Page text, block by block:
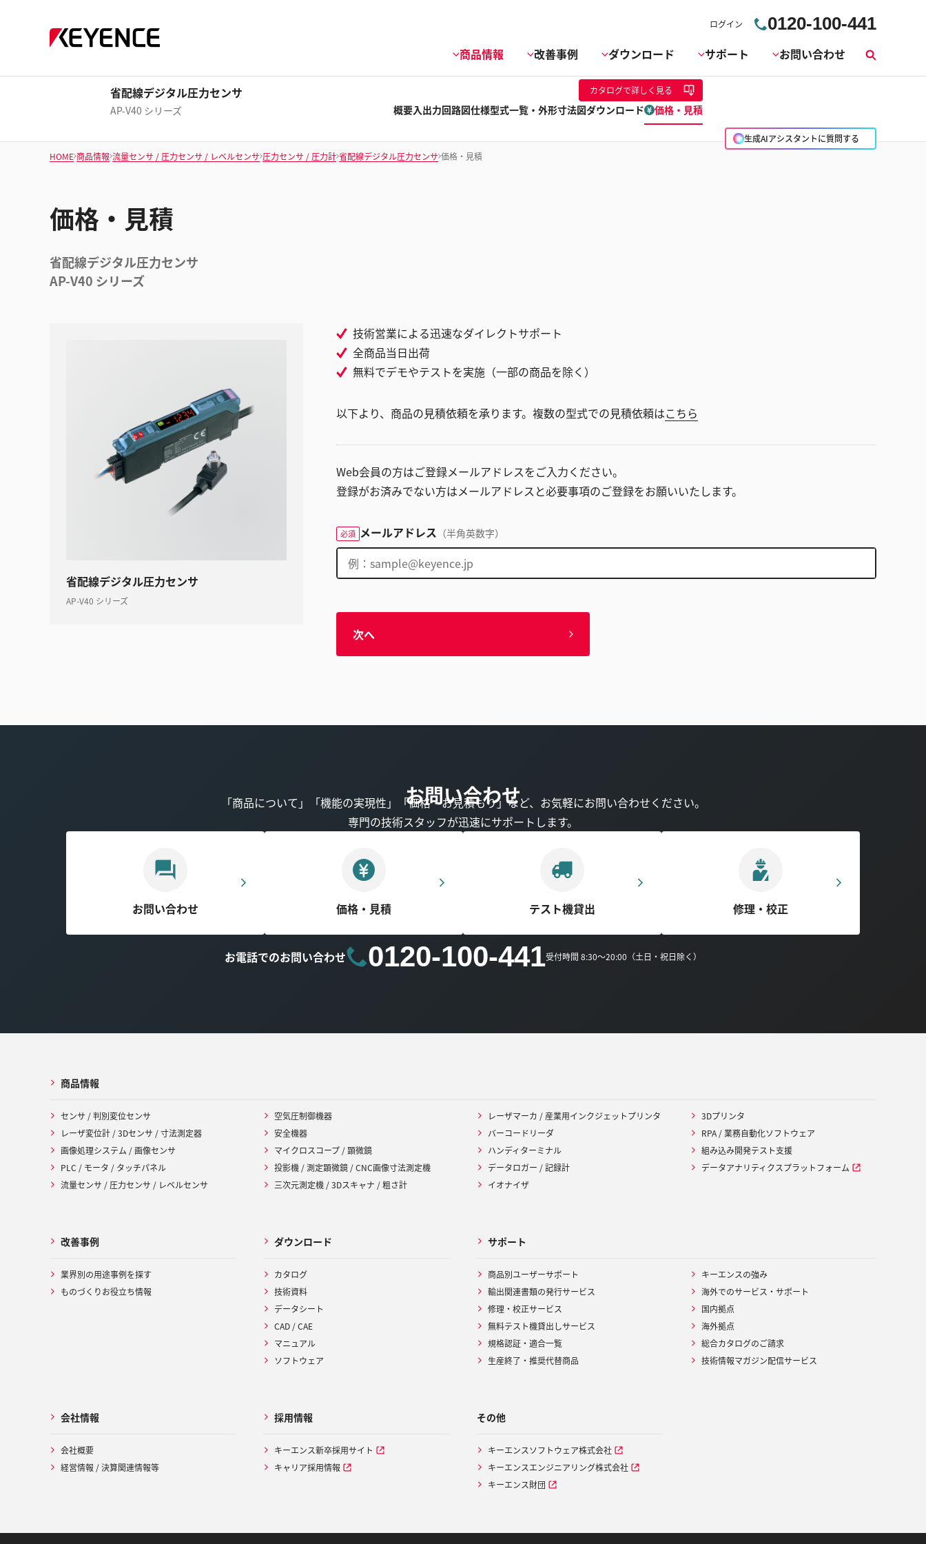
ログイン 0120-100-441
商品情報 改善事例 ダウンロード サポート お問い合わせ
索
省配線デジタル圧力センサ
AP-V40 シリーズ
生成AIアシスタントに質問する
カタログで詳しく見る
概要入出力回路図仕様型式一覧・外形寸法図ダウンロード 価格・見積
HOME 商品情報 流量センサ / 圧力センサ / レベルセンサ 圧力センサ / 圧力計 省配線デジタル圧力センサ 価格・見積
価格・見積
省配線デジタル圧力センサ
AP-V40 シリーズ
省配線デジタル圧力センサ
AP-V40 シリーズ
技術営業による迅速なダイレクトサポート
全商品当日出荷
無料でデモやテストを実施（一部の商品を除く）
以下より、商品の見積依頼を承ります。複数の型式での見積依頼はこちら
Web会員の方はご登録メールアドレスをご入力ください。
登録がお済みでない方はメールアドレスと必要事項のご登録をお願いいたします。
必須 メールアドレス （半角英数字）
次へ
お問い合わせ
「商品について」「機能の実現性」「価格・お見積もり」など、お気軽にお問い合わせください。
専門の技術スタッフが迅速にサポートします。
お問い合わせ 価格・見積 テスト機貸出 修理・校正
お電話でのお問い合わせ 0120-100-441受付時間 8:30～20:00（土日・祝日除く）
商品情報
センサ / 判別変位センサ
レーザ変位計 / 3Dセンサ / 寸法測定器
画像処理システム / 画像センサ
PLC / モータ / タッチパネル
流量センサ / 圧力センサ / レベルセンサ
空気圧制御機器
安全機器
マイクロスコープ / 顕微鏡
投影機 / 測定顕微鏡 / CNC画像寸法測定機
三次元測定機 / 3Dスキャナ / 粗さ計
レーザマーカ / 産業用インクジェットプリンタ
バーコードリーダ
ハンディターミナル
データロガー / 記録計
イオナイザ
3Dプリンタ
RPA / 業務自動化ソフトウェア
組み込み開発テスト支援
データアナリティクスプラットフォーム
改善事例
業界別の用途事例を探す
ものづくりお役立ち情報
ダウンロード
カタログ
技術資料
データシート
CAD / CAE
マニュアル
ソフトウェア
サポート
商品別ユーザーサポート
輸出関連書類の発行サービス
修理・校正サービス
無料テスト機貸出しサービス
規格認証・適合一覧
生産終了・推奨代替商品
キーエンスの強み
海外でのサービス・サポート
国内拠点
海外拠点
総合カタログのご請求
技術情報マガジン配信サービス
会社情報
会社概要
経営情報 / 決算関連情報等
採用情報
キーエンス新卒採用サイト
キャリア採用情報
その他
キーエンスソフトウェア株式会社
キーエンスエンジニアリング株式会社
キーエンス財団